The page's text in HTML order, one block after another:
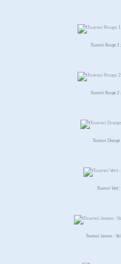
Tournoi Rouge 1
Tournoi Rouge
Tournoi
Tournoi Vert
Tournoi Jeunes :